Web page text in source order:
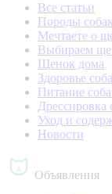
Все статьи
Породы собак
Мечтаете о
Выбираем
Щенок дома
Здоровье
Питание
Дрессировка
Уход и
Новости
Объявления